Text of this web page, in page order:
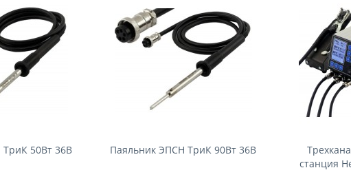
50Вт 36В Паяльник ЭПСН ТриК 90Вт 36В
станция